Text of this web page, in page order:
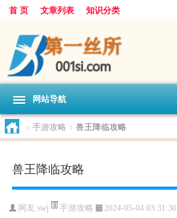
首 页 文章列表 知识分类
网站导航
> 手游攻略 > 兽王降临攻略
兽王降临攻略
网友:swj 手游攻略 2024-05-04 03:31:30